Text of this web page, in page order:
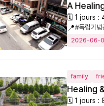
A
🗓 1 jours :
📍#독립기
2026-06-
family
Healing
🗓 1 jours :